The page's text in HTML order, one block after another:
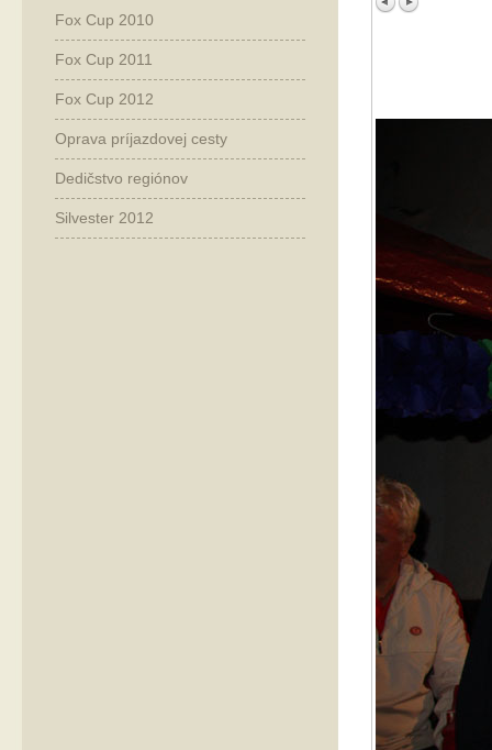
Fox Cup 2010
Fox Cup 2011
Fox Cup 2012
Oprava príjazdovej cesty
Dedičstvo regiónov
Silvester 2012